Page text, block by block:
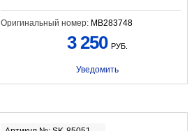
Оригинальный номер: MB283748
3 250 РУБ.
Уведомить